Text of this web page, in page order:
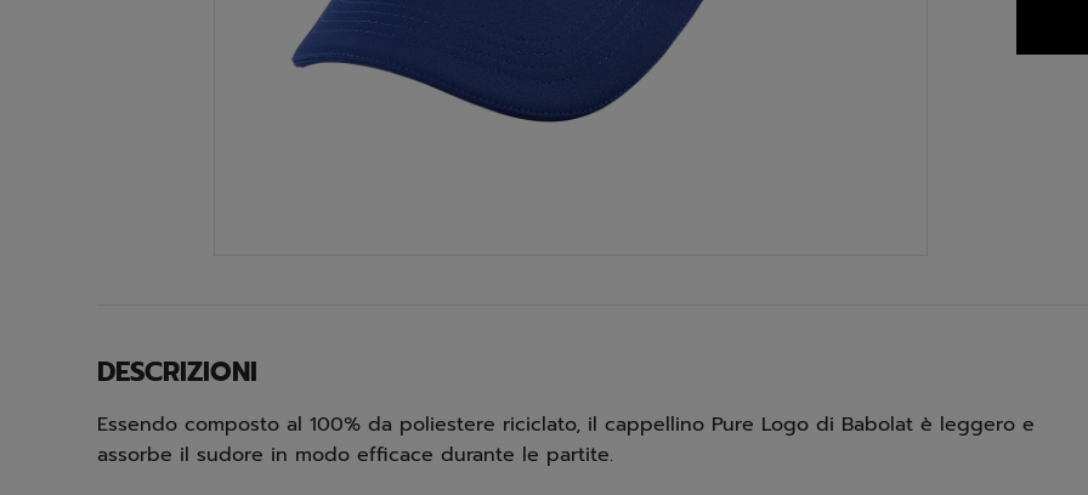
DESCRIZIONI
Essendo composto al 100% da poliestere riciclato, il cappellino Pure Logo di Babolat è leggero e
assorbe il sudore in modo efficace durante le partite.